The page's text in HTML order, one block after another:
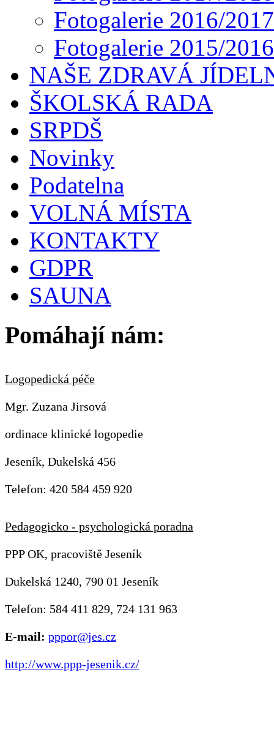
Fotogalerie 2016/2017
Fotogalerie 2015/2016
NAŠE ZDRAVÁ
ŠKOLSKÁ RADA
SRPDŠ
Novinky
Podatelna
VOLNÁ MÍSTA
KONTAKTY
GDPR
SAUNA
Pomáhají nám:
Logopedická péče
Mgr. Zuzana Jirsová
ordinace klinické logopedie
Jeseník, Dukelská 456
Telefon: 420 584 459 920
Pedagogicko - psychologická poradna
PPP OK, pracoviště Jeseník
Dukelská 1240, 790 01 Jeseník
Telefon: 584 411 829, 724 131 963
E-mail: pppor@jes.cz
http://www.ppp-jesenik.cz/